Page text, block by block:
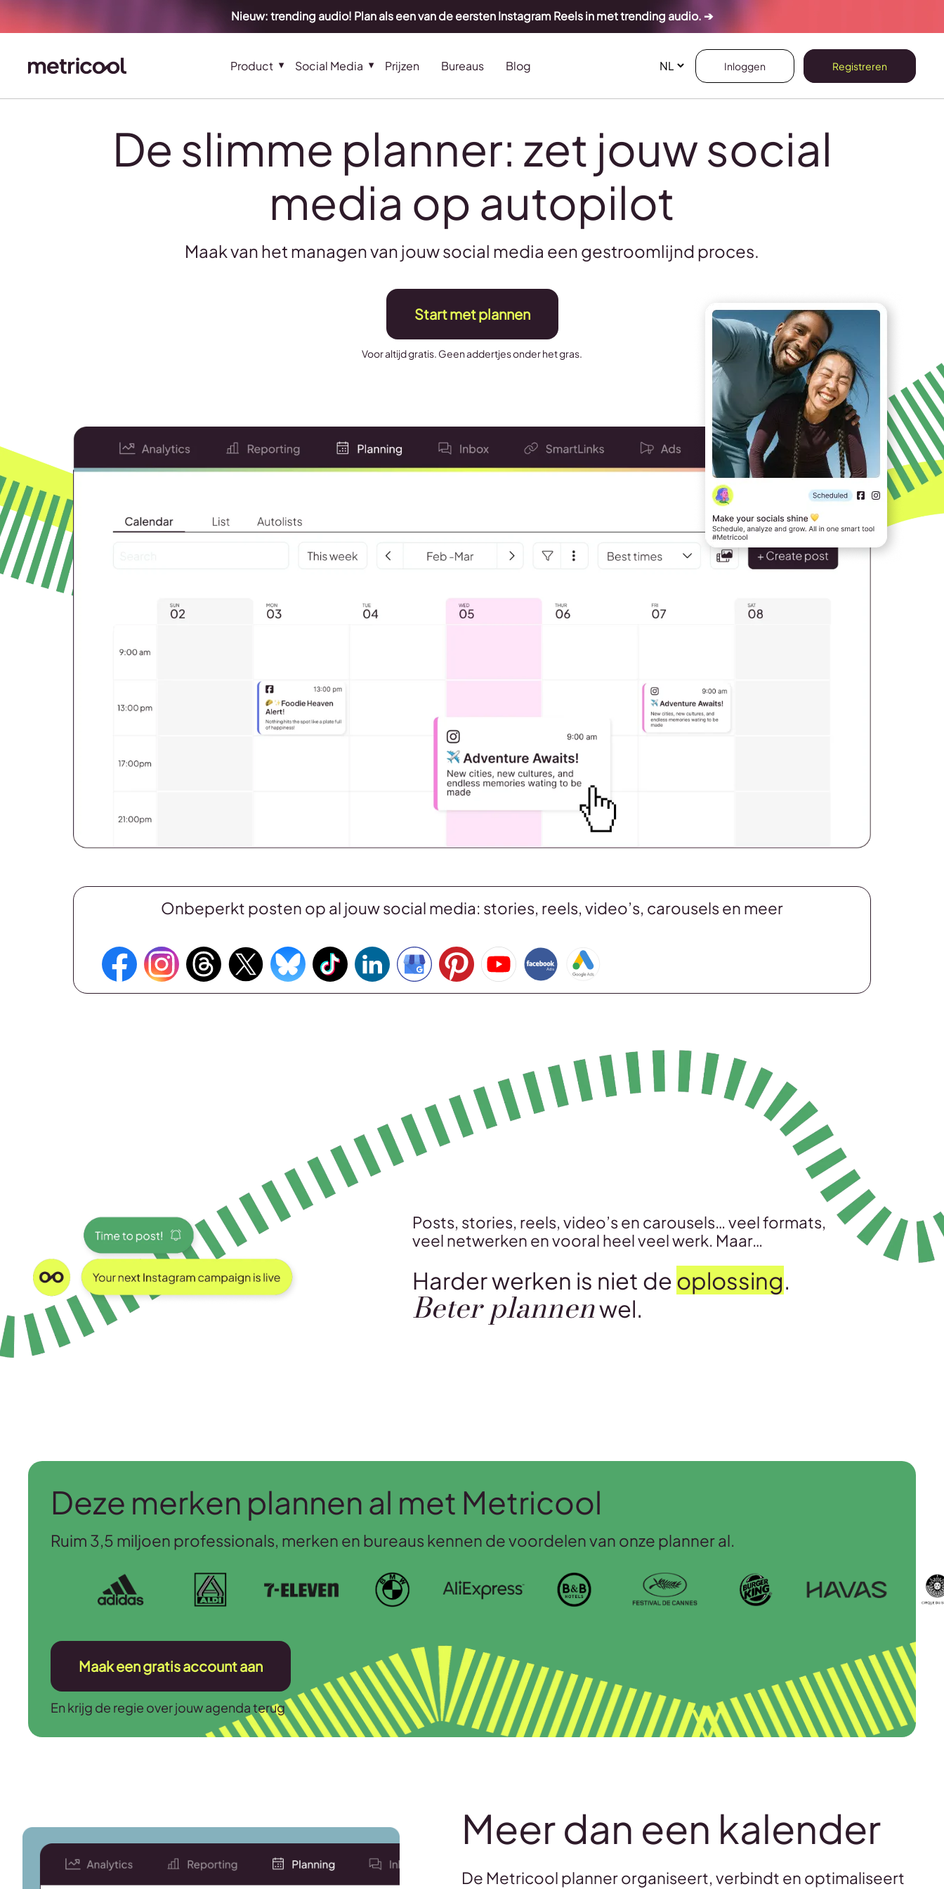
Nieuw: trending audio! Plan als een van de eersten Instagram Reels in met trending audio. ➔
Product Social Media Prijzen Bureaus Blog Inloggen Registreren
De slimme planner: zet jouw social
media op autopilot
Maak van het managen van jouw social media een gestroomlijnd proces.
Start met plannen
Voor altijd gratis. Geen addertjes onder het gras.
Onbeperkt posten op al jouw social media: stories, reels, video’s, carousels en meer
Posts, stories, reels, video’s en carousels… veel formats,
veel netwerken en vooral heel veel werk. Maar…
Harder werken is niet deoplossing.
Beter plannenwel.
Deze merken plannen al met Metricool
Ruim 3,5 miljoen professionals, merken en bureaus kennen de voordelen van onze planner al.
Maak een gratis account aan
En krijg de regie over jouw agenda terug
Meer dan een kalender
De Metricool planner organiseert, verbindt en optimaliseert